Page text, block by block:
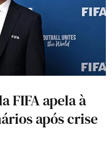
FIFA apela à
após crise